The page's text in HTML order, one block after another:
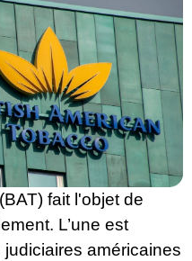
fait l'objet de
L’une est
américaines